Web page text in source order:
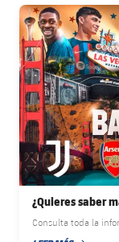
Estadi
Barça Cafe
Ciutat
La Masia
plusicon
más
Servicios
Servicios
Accesibilidad
plusicon
más
SUB10 B
SUB9 A
SUB9 B
SUB8 A
SUB8 B
Jugadores
Fotos
Historia
Palmarés
Infantil A
Infantil B
Mini
Entradas
Jugadores
Fotos
Historia
Calendario
Jugadores
Fotos
Actualidad
Juvenil
Cadete A
Cadete B
Infantil A
Infantil B
PLUSICON
MÁS
Primer
plusicon
más
Actualidad
Entradas
Resultados
Barça
plusicon
más
Actualidad
Base
plusicon
más
Actualidad
Campus
FC Barcelona club
¿Quieres saber
Consulta toda la